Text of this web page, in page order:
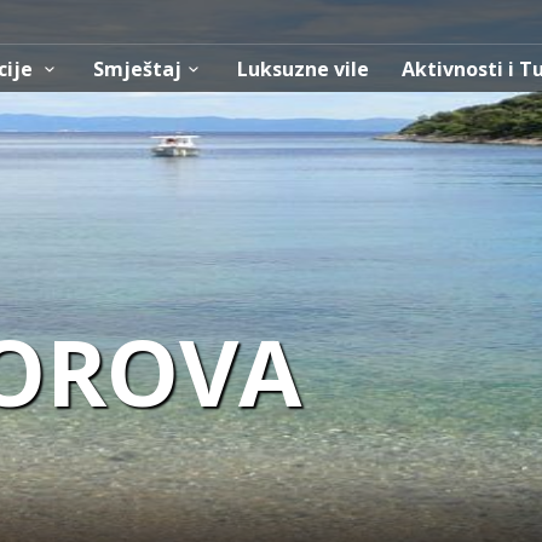
Smještaj Luksuzne vile Aktivnosti i